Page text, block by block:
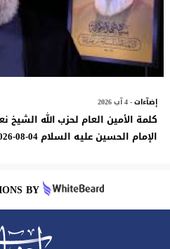
إضآءات- 4 آب 2026
كلمة الأمين العام لحزب الله
الإمام الحسين عليه السلام 04-08-2026
BY